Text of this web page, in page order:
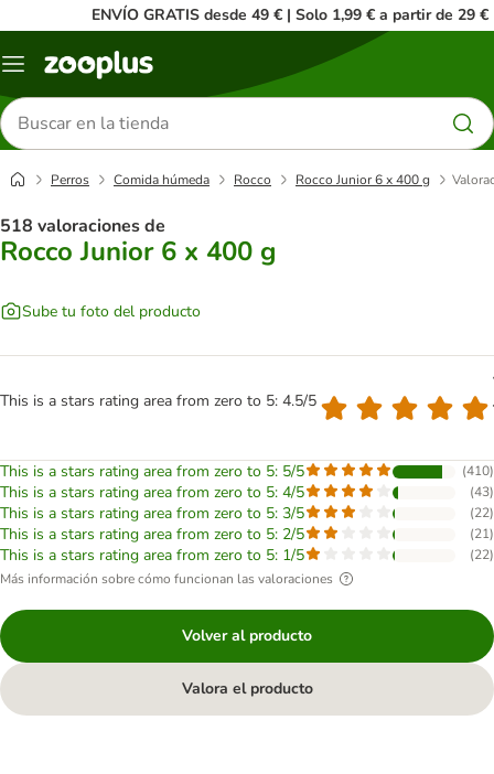
ENVÍO GRATIS desde 49 € | Solo 1,99 € a partir de 29 €
Menú
Buscar
productos
Perros Comida húmeda Rocco Rocco Junior 6 x 400 g
518 valoraciones de
Rocco Junior 6 x 400 g
Sube tu foto del producto
This is a stars rating area from zero to 5: 4.5/5
This is a stars rating area from zero to 5: 5/5 (410)
This is a stars rating area from zero to 5: 4/5 (43)
This is a stars rating area from zero to 5: 3/5 (22)
This is a stars rating area from zero to 5: 2/5 (21)
This is a stars rating area from zero to 5: 1/5 (22)
Más información sobre cómo funcionan las valoraciones
Volver al producto
Valora el producto